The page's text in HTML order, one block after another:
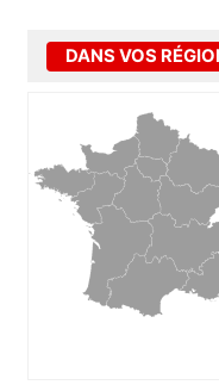
DANS VOS